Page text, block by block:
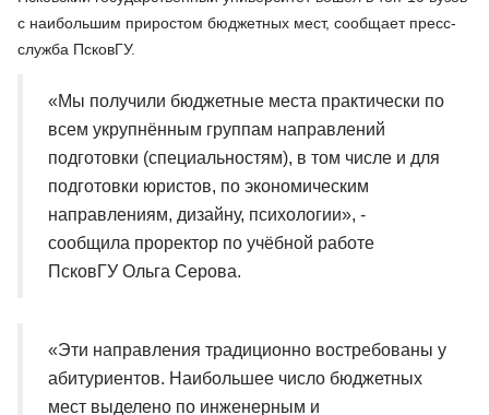
с наибольшим приростом бюджетных мест, сообщает пресс-
служба ПсковГУ.
«Мы получили бюджетные места практически по
всем укрупнённым группам направлений
подготовки (специальностям), в том числе и для
подготовки юристов, по экономическим
направлениям, дизайну, психологии», -
сообщила проректор по учёбной работе
ПсковГУ Ольга Серова.
«Эти направления традиционно востребованы у
абитуриентов. Наибольшее число бюджетных
мест выделено по инженерным и